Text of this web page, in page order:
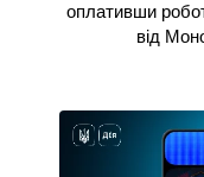
оплативши
від